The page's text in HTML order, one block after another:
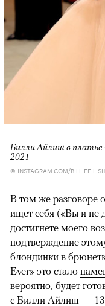
Билли Айлиш в платье
2021
© INSTAGRAM.COM/BILLIEEILISH
В том же разговоре
ищет себя («Вы и не
достигнете моего
подтверждение
блондинки в
Ever» это стало
вероятно, будет
с Билли Айлиш —